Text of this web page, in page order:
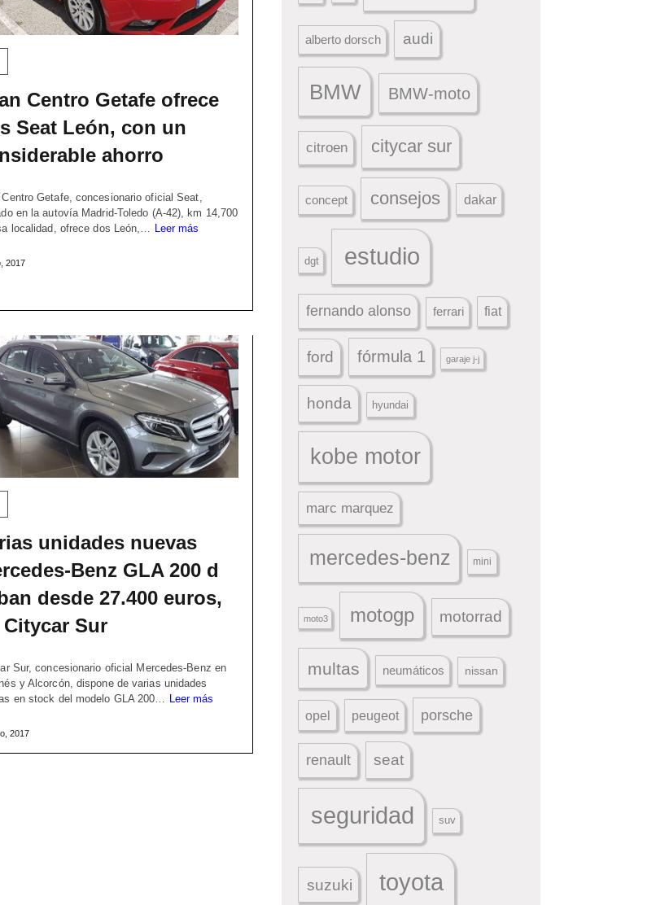
Centro Getafe ofrece
Seat León, con un
ahorro
Getafe, concesionario oficial Seat,
en la autovía Madrid-Toledo (A-42), km 14,700
localidad, ofrece dos León,…
Leer más
2017
unidades nuevas
Benz GLA 200 d
desde 27.400 euros,
Citycar Sur
Sur, concesionario oficial Mercedes-Benz en
y Alcorcón, dispone de varias unidades
en stock del modelo GLA 200… Leer más
2017
alberto dorsch audi
BMW BMW-moto
citroen citycar sur
concept consejos dakar
dgt estudio
fernando alonso ferrari fiat
ford fórmula 1 garaje j-j
honda hyundai
kobe motor
marc marquez
mercedes-benz mini
moto3 motogp motorrad
multas neumáticos nissan
opel peugeot porsche
renault seat
seguridad suv
suzuki toyota